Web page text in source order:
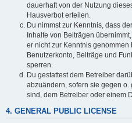
dauerhaft von der Nutzung
Hausverbot erteilen.
Du nimmst zur Kenntnis, dass
Inhalte von Beiträgen
er nicht zur Kenntnis genommen
Benutzerkonto, Beiträge und
sperren.
Du gestattest dem Betreiber
abzuändern, sofern sie gegen
sind, dem Betreiber oder einem
4. GENERAL PUBLIC LICENSE